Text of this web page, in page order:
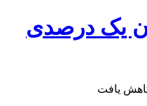
یک درصدی